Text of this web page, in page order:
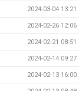
2024-03-04 13:21
2024-02-26 12:06
2024-02-21 08:51
2024-02-14 09:27
2024-02-13 16:00